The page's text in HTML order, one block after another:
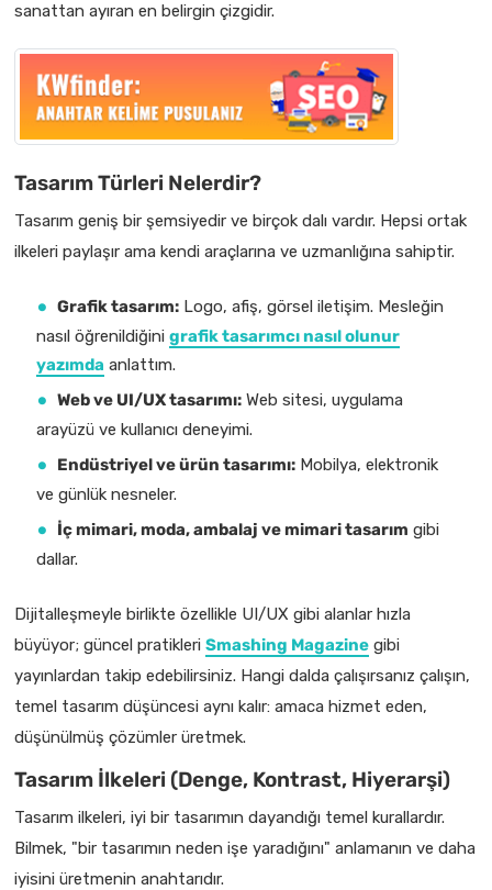
sanattan ayıran en belirgin çizgidir.
Tasarım Türleri Nelerdir?
Tasarım geniş bir şemsiyedir ve birçok dalı vardır. Hepsi ortak
ilkeleri paylaşır ama kendi araçlarına ve uzmanlığına sahiptir.
Grafik tasarım: Logo, afiş, görsel iletişim. Mesleğin
nasıl öğrenildiğini grafik tasarımcı nasıl olunur
yazımda anlattım.
Web ve UI/UX tasarımı: Web sitesi, uygulama
arayüzü ve kullanıcı deneyimi.
Endüstriyel ve ürün tasarımı: Mobilya, elektronik
ve günlük nesneler.
İç mimari, moda, ambalaj ve mimari tasarım gibi
dallar.
Dijitalleşmeyle birlikte özellikle UI/UX gibi alanlar hızla
büyüyor; güncel pratikleri Smashing Magazine gibi
yayınlardan takip edebilirsiniz. Hangi dalda çalışırsanız çalışın,
temel tasarım düşüncesi aynı kalır: amaca hizmet eden,
düşünülmüş çözümler üretmek.
Tasarım İlkeleri (Denge, Kontrast, Hiyerarşi)
Tasarım ilkeleri, iyi bir tasarımın dayandığı temel kurallardır.
Bilmek, "bir tasarımın neden işe yaradığını" anlamanın ve daha
iyisini üretmenin anahtarıdır.